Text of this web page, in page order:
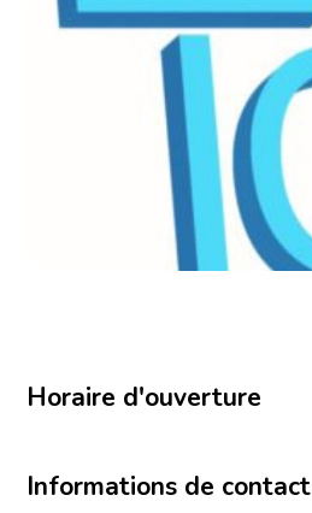
Horaire d'ouverture
Informations de contact